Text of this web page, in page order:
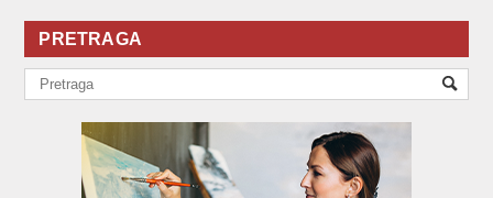
PRETRAGA